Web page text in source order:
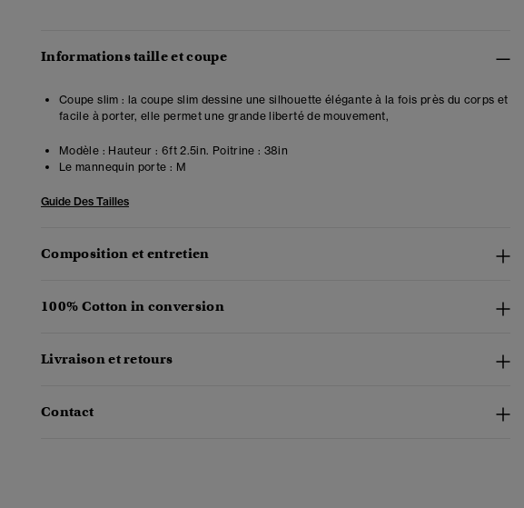
Informations taille et coupe
Coupe slim : la coupe slim dessine une silhouette élégante à la fois près du corps et
facile à porter, elle permet une grande liberté de mouvement,
Modèle : Hauteur : 6ft 2.5in. Poitrine : 38in
Le mannequin porte : M
Guide Des Tailles
Composition et entretien
100% Cotton in conversion
Livraison et retours
Contact